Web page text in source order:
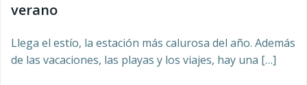
verano
Llega el estío, la estación más calurosa del año. Además
de las vacaciones, las playas y los viajes, hay una […]